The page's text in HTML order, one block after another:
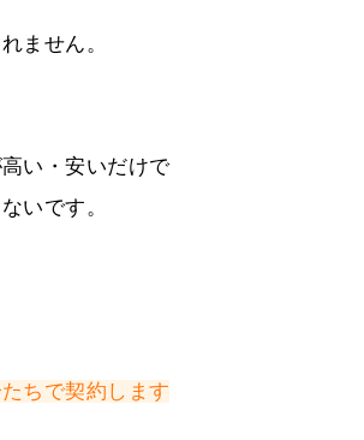
ません。
い・安いだけで
いです。
ちで契約します